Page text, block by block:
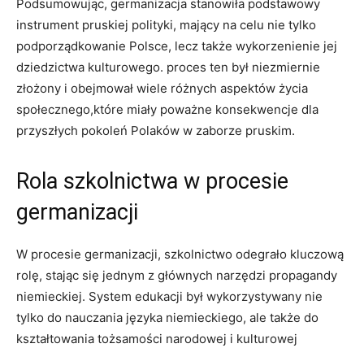
Podsumowując, germanizacja stanowiła podstawowy
instrument pruskiej polityki, mający na celu nie tylko
podporządkowanie Polsce, lecz także⁢ wykorzenienie jej
dziedzictwa kulturowego. proces ten był niezmiernie
złożony i ⁣obejmował wiele‌ różnych aspektów‌ życia
społecznego,które miały poważne konsekwencje dla
przyszłych pokoleń Polaków w zaborze pruskim.
Rola szkolnictwa w procesie
germanizacji
W procesie germanizacji, szkolnictwo odegrało ⁤kluczową
rolę, stając się jednym z głównych narzędzi propagandy
niemieckiej. ⁢System⁣ edukacji był wykorzystywany nie
tylko do nauczania ​języka niemieckiego, ale także do
kształtowania tożsamości​ narodowej i⁤ kulturowej